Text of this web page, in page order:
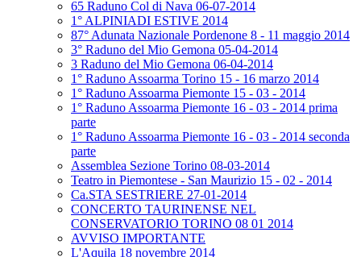
65 Raduno Col di Nava 06-07-2014
1° ALPINIADI ESTIVE 2014
87° Adunata Nazionale Pordenone 8 - 11 maggio 2014
3° Raduno del Mio Gemona 05-04-2014
3 Raduno del Mio Gemona 06-04-2014
1° Raduno Assoarma Torino 15 - 16 marzo 2014
1° Raduno Assoarma Piemonte 15 - 03 - 2014
1° Raduno Assoarma Piemonte 16 - 03 - 2014 prima
parte
1° Raduno Assoarma Piemonte 16 - 03 - 2014 seconda
parte
Assemblea Sezione Torino 08-03-2014
Teatro in Piemontese - San Maurizio 15 - 02 - 2014
Ca.STA SESTRIERE 27-01-2014
CONCERTO TAURINENSE NEL
CONSERVATORIO TORINO 08 01 2014
AVVISO IMPORTANTE
L'Aquila 18 novembre 2014